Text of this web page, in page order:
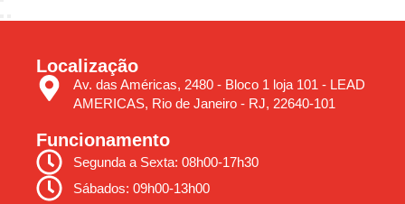
Localização
Av. das Américas, 2480 - Bloco 1 loja 101 - LEAD
AMERICAS, Rio de Janeiro - RJ, 22640-101
Funcionamento
Segunda a Sexta: 08h00-17h30
Sábados: 09h00-13h00